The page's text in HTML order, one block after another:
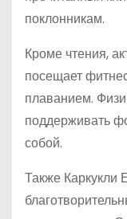
поклонникам.
Кроме чтения,
посещает
плаванием.
поддерживать
собой.
Также Каркукли